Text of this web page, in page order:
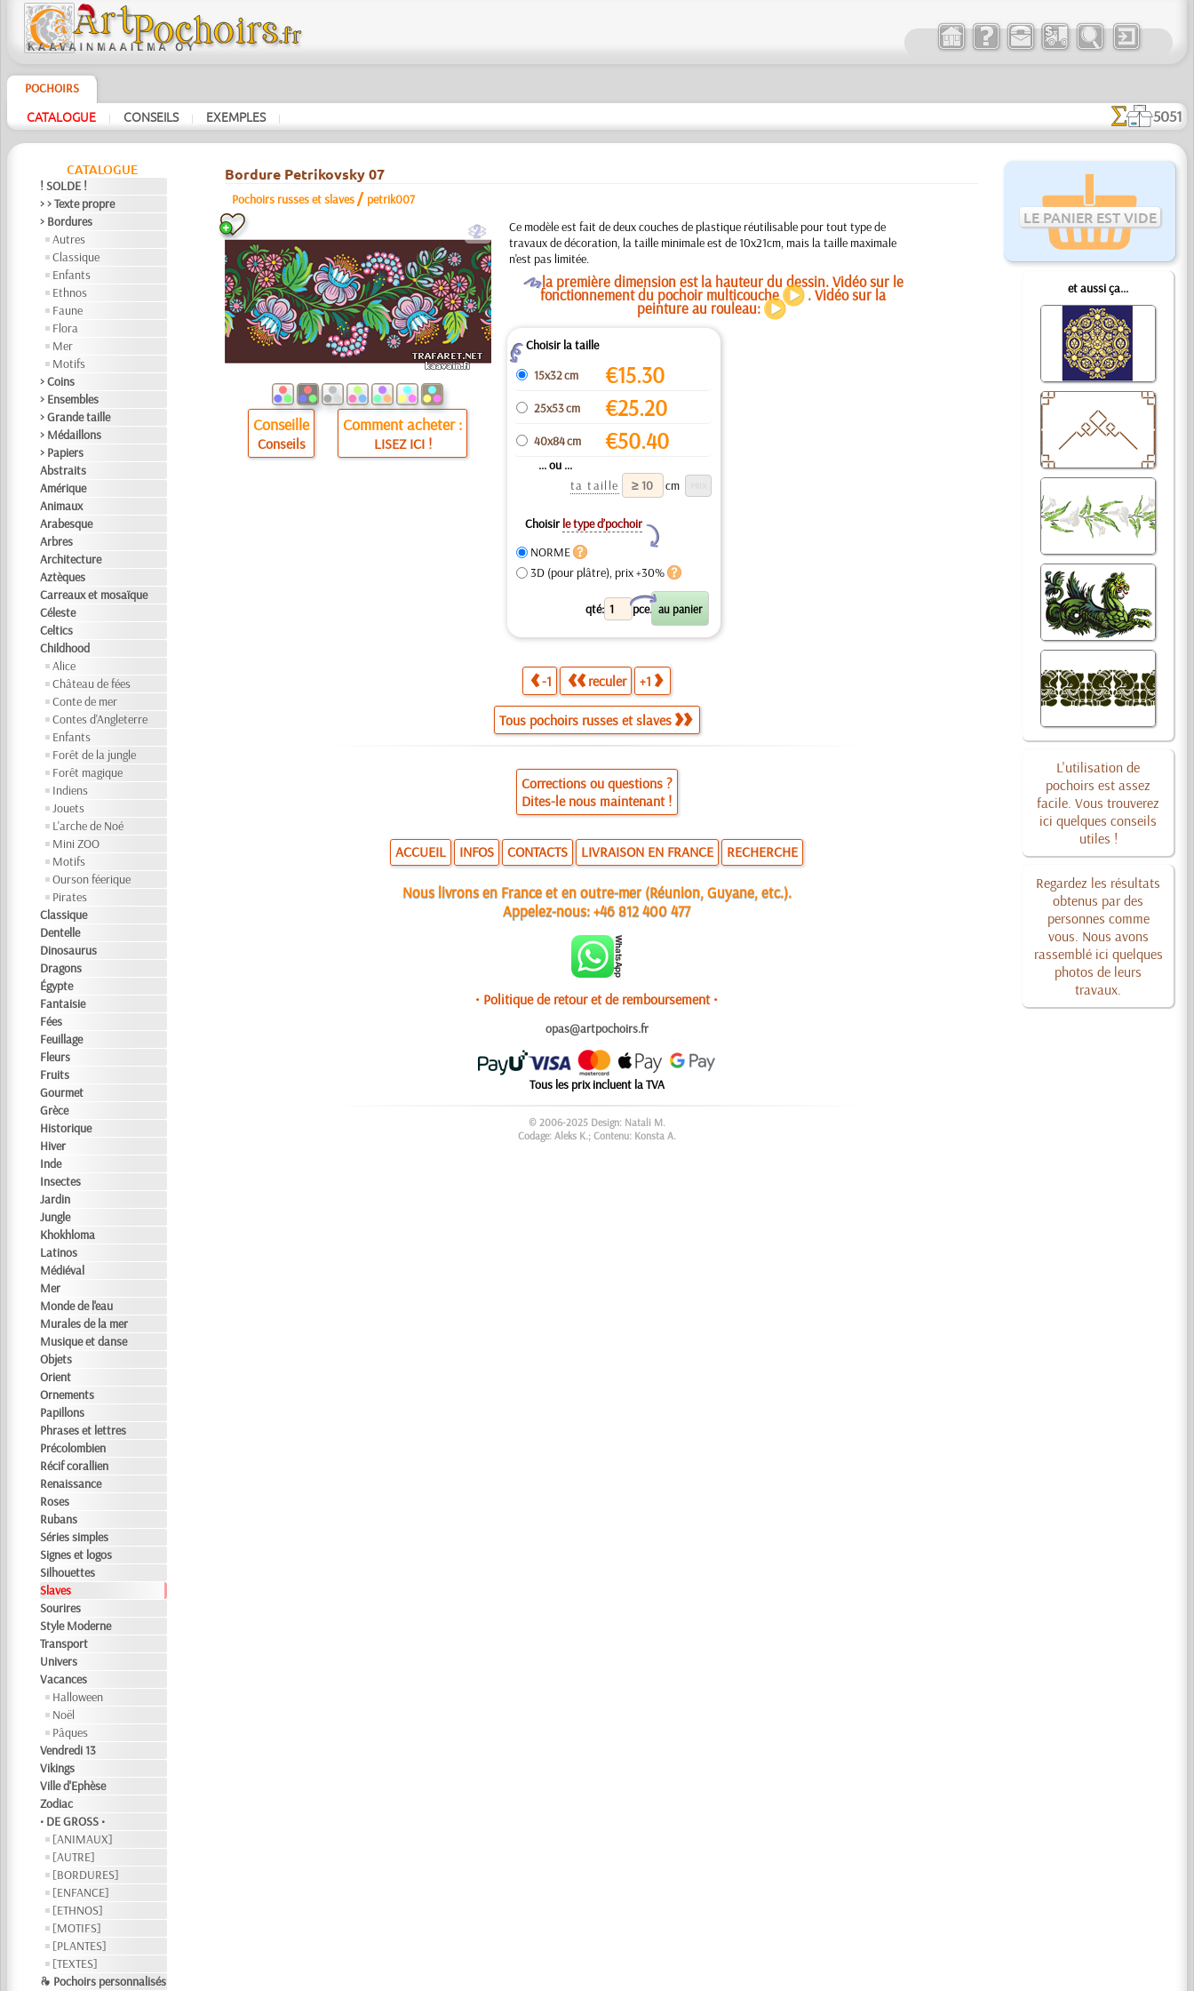
POCHOIRS
CATALOGUE | CONSEILS | EXEMPLES | 5051
CATALOGUE
! SOLDE !
> > Texte propre
> Bordures
Autres
Classique
Enfants
Ethnos
Faune
Flora
Mer
Motifs
> Coins
> Ensembles
> Grande taille
> Médaillons
> Papiers
Abstraits
Amérique
Animaux
Arabesque
Arbres
Architecture
Aztèques
Carreaux et mosaïque
Céleste
Celtics
Childhood
Alice
Château de fées
Conte de mer
Contes d'Angleterre
Enfants
Forêt de la jungle
Forêt magique
Indiens
Jouets
L'arche de Noé
Mini ZOO
Motifs
Ourson féerique
Pirates
Classique
Dentelle
Dinosaurus
Dragons
Égypte
Fantaisie
Fées
Feuillage
Fleurs
Fruits
Gourmet
Grèce
Historique
Hiver
Inde
Insectes
Jardin
Jungle
Khokhloma
Latinos
Médiéval
Mer
Monde de l'eau
Murales de la mer
Musique et danse
Objets
Orient
Ornements
Papillons
Phrases et lettres
Précolombien
Récif corallien
Renaissance
Roses
Rubans
Séries simples
Signes et logos
Silhouettes
Slaves
Sourires
Style Moderne
Transport
Univers
Vacances
Halloween
Noël
Pâques
Vendredi 13
Vikings
Ville d'Ephèse
Zodiac
• DE GROSS •
[ANIMAUX]
[AUTRE]
[BORDURES]
[ENFANCE]
[ETHNOS]
[MOTIFS]
[PLANTES]
[TEXTES]
❧ Pochoirs personnalisés
LE PANIER EST VIDE
et aussi ça...
L'utilisation de
pochoirs est assez
facile. Vous trouverez
ici quelques conseils
utiles !
Regardez les résultats
obtenus par des
personnes comme
vous. Nous avons
rassemblé ici quelques
photos de leurs
travaux.
Bordure Petrikovsky 07
Pochoirs russes et slaves / petrik007
b
Conseille
Conseils
Comment acheter :
LISEZ ICI !
Ce modèle est fait de deux couches de plastique réutilisable pour tout type de
travaux de décoration, la taille minimale est de 10x21cm, mais la taille maximale
n'est pas limitée.
Ola première dimension est la hauteur du dessin. Vidéo sur le
fonctionnement du pochoir multicouche . Vidéo sur la
peinture au rouleau:
ZChoisir la taille
15x32 cm
€15.30
25x53 cm €25.20
40x84 cm €50.40
... ou ...
ta taille
cm
Choisir le type d’pochoir
Y
NORME
3D (pour plâtre), prix +30%
qté: pce.
X
-1 reculer +1
Tous pochoirs russes et slaves
Corrections ou questions ?
Dites-le nous maintenant !
ACCUEIL INFOS CONTACTS LIVRAISON EN FRANCE RECHERCHE
Nous livrons en France et en outre-mer (Réunion, Guyane, etc.).
Appelez-nous:+46 812 400 477
• Politique de retour et de remboursement •
opas@artpochoirs.fr
Tous les prix incluent la TVA
© 2006-2025 Design: Natali M.
Codage: Aleks K.; Contenu: Konsta A.